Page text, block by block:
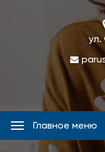
ул.
Главное
меню
Главное меню